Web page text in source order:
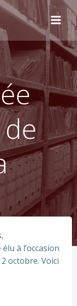
à l’occasion
octobre. Voici